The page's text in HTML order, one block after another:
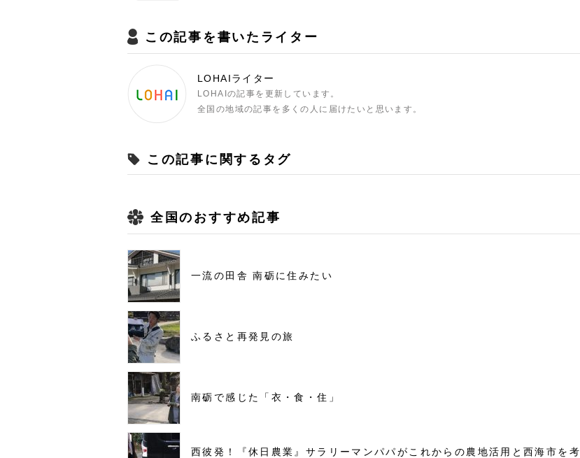
この記事を書いたライター
LOHAIライター
LOHAIの記事を更新しています。
全国の地域の記事を多くの人に届けたいと思います。
この記事に関するタグ
全国のおすすめ記事
一流の田舎 南砺に住みたい
ふるさと再発見の旅
南砺で感じた「衣・食・住」
西彼発！『休日農業』サラリーマンパパがこれからの農地活用と西海市を考